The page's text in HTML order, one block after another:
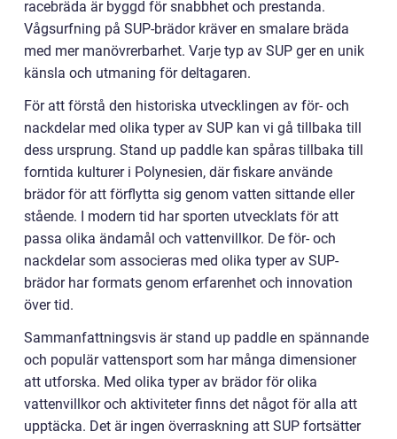
racebräda är byggd för snabbhet och prestanda.
Vågsurfning på SUP-brädor kräver en smalare bräda
med mer manövrerbarhet. Varje typ av SUP ger en unik
känsla och utmaning för deltagaren.
För att förstå den historiska utvecklingen av för- och
nackdelar med olika typer av SUP kan vi gå tillbaka till
dess ursprung. Stand up paddle kan spåras tillbaka till
forntida kulturer i Polynesien, där fiskare använde
brädor för att förflytta sig genom vatten sittande eller
stående. I modern tid har sporten utvecklats för att
passa olika ändamål och vattenvillkor. De för- och
nackdelar som associeras med olika typer av SUP-
brädor har formats genom erfarenhet och innovation
över tid.
Sammanfattningsvis är stand up paddle en spännande
och populär vattensport som har många dimensioner
att utforska. Med olika typer av brädor för olika
vattenvillkor och aktiviteter finns det något för alla att
upptäcka. Det är ingen överraskning att SUP fortsätter